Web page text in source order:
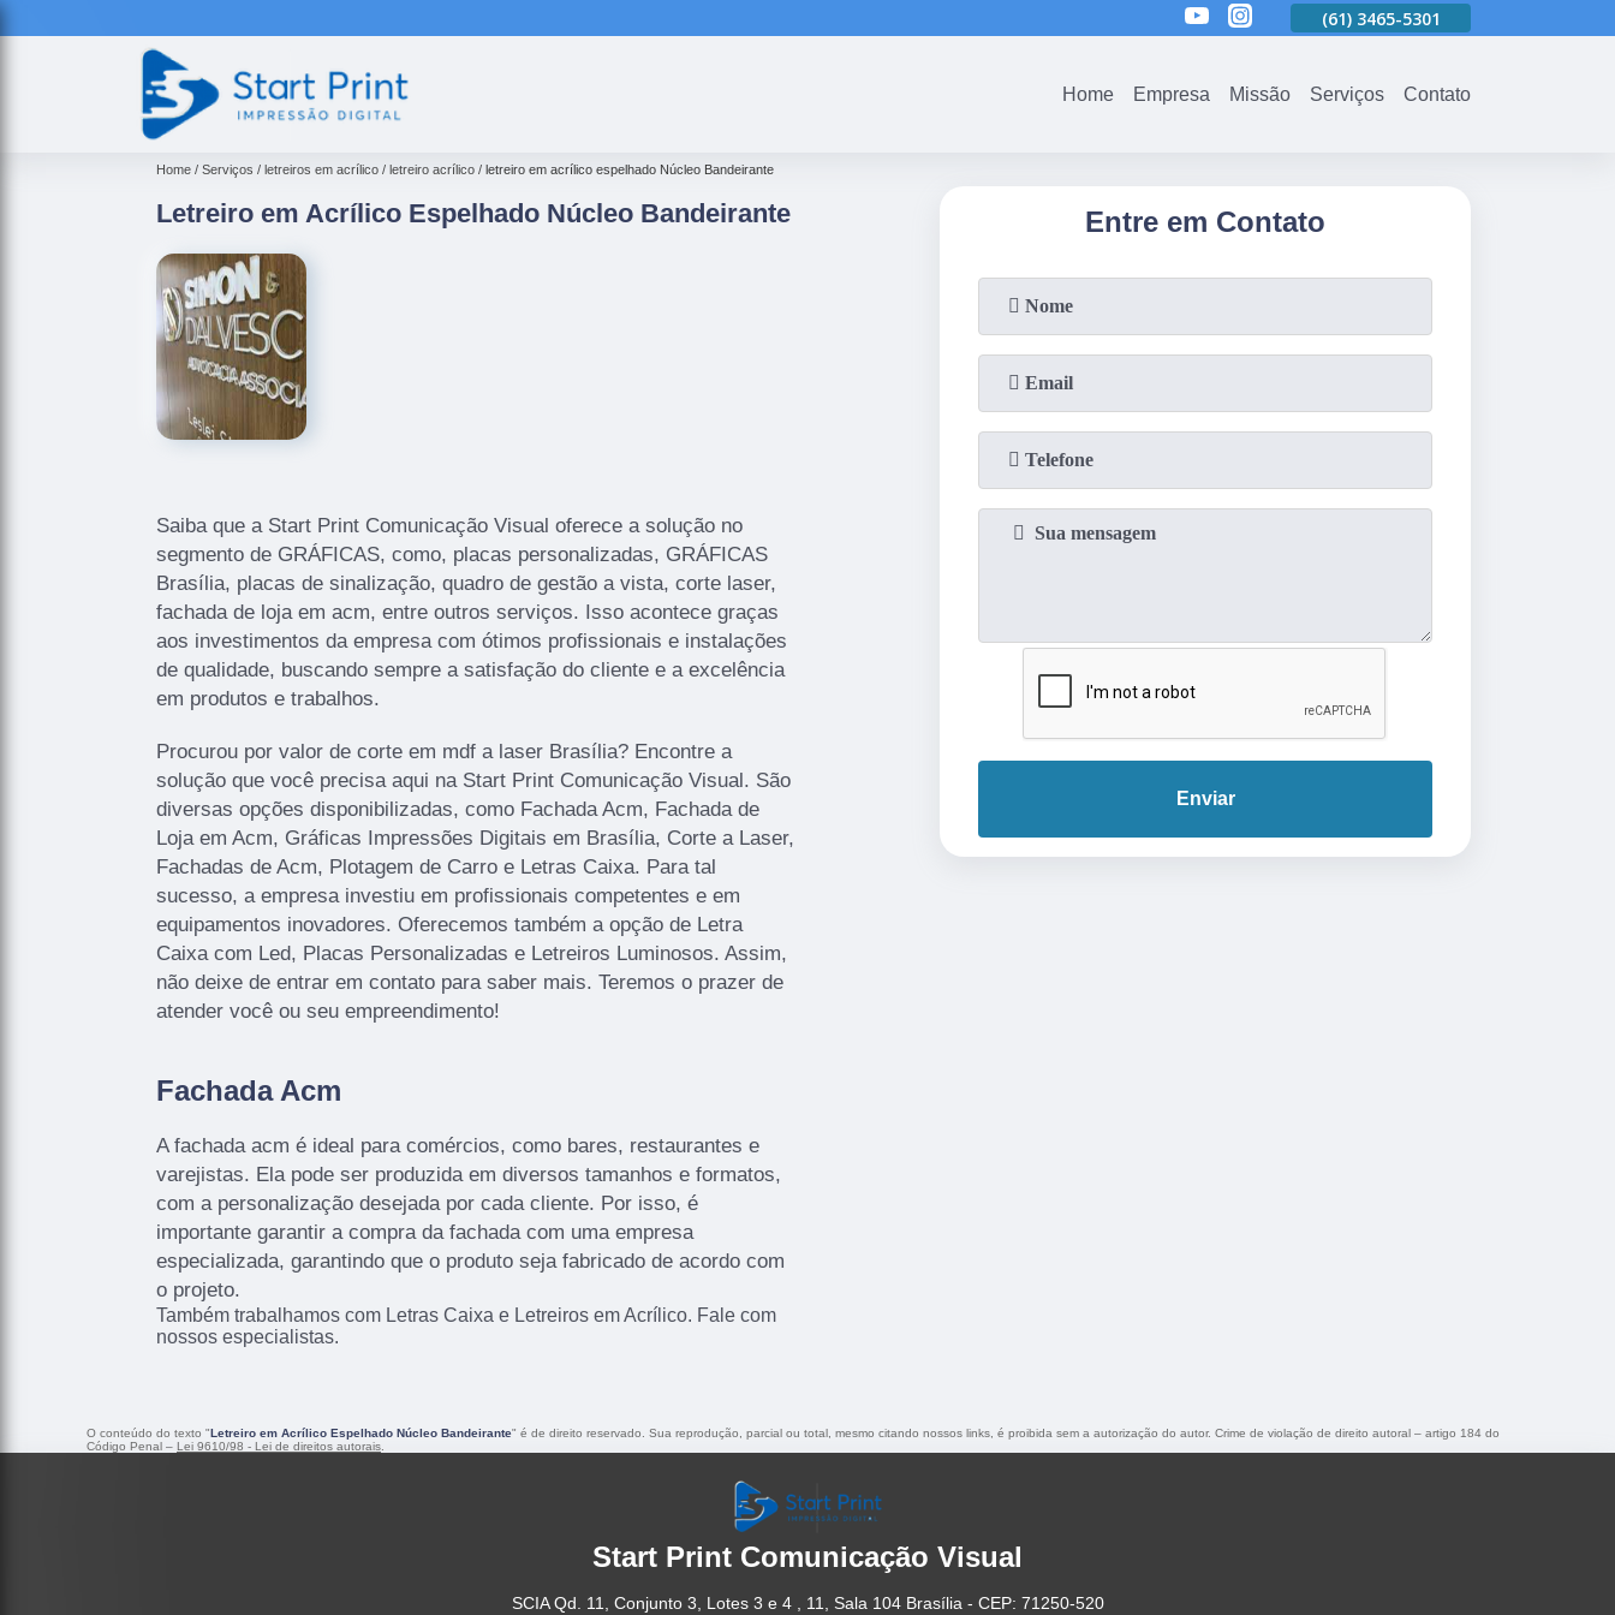
3465-5301 (61) 3465-5301
Home Empresa Missão Serviços Contato
Home Serviços letreiros em acrílico letreiro acrílico letreiro em acrílico espelhado Núcleo Bandeirante
Letreiro em Acrílico Espelhado Núcleo Bandeirante
Saiba que a Start Print Comunicação Visual oferece a solução no
segmento de GRÁFICAS, como, placas personalizadas, GRÁFICAS
Brasília, placas de sinalização, quadro de gestão a vista, corte laser,
fachada de loja em acm, entre outros serviços. Isso acontece graças
aos investimentos da empresa com ótimos profissionais e instalações
de qualidade, buscando sempre a satisfação do cliente e a excelência
em produtos e trabalhos.
Procurou por valor de corte em mdf a laser Brasília? Encontre a
solução que você precisa aqui na Start Print Comunicação Visual. São
diversas opções disponibilizadas, como Fachada Acm, Fachada de
Loja em Acm, Gráficas Impressões Digitais em Brasília, Corte a Laser,
Fachadas de Acm, Plotagem de Carro e Letras Caixa. Para tal
sucesso, a empresa investiu em profissionais competentes e em
equipamentos inovadores. Oferecemos também a opção de Letra
Caixa com Led, Placas Personalizadas e Letreiros Luminosos. Assim,
não deixe de entrar em contato para saber mais. Teremos o prazer de
atender você ou seu empreendimento!
Fachada Acm
A fachada acm é ideal para comércios, como bares, restaurantes e
varejistas. Ela pode ser produzida em diversos tamanhos e formatos,
com a personalização desejada por cada cliente. Por isso, é
importante garantir a compra da fachada com uma empresa
especializada, garantindo que o produto seja fabricado de acordo com
o projeto.
Também trabalhamos com Letras Caixa e Letreiros em Acrílico. Fale com
nossos especialistas.
Entre em Contato
Enviar
O conteúdo do texto "Letreiro em Acrílico Espelhado Núcleo Bandeirante" é de direito reservado. Sua reprodução, parcial ou total, mesmo citando nossos links, é proibida sem a autorização do autor. Crime de violação de direito autoral – artigo 184 do
Código Penal – Lei 9610/98 - Lei de direitos autorais
Start Print Comunicação Visual
SCIA Qd. 11, Conjunto 3, Lotes 3 e 4 , 11, Sala 104 Brasília - CEP: 71250-520